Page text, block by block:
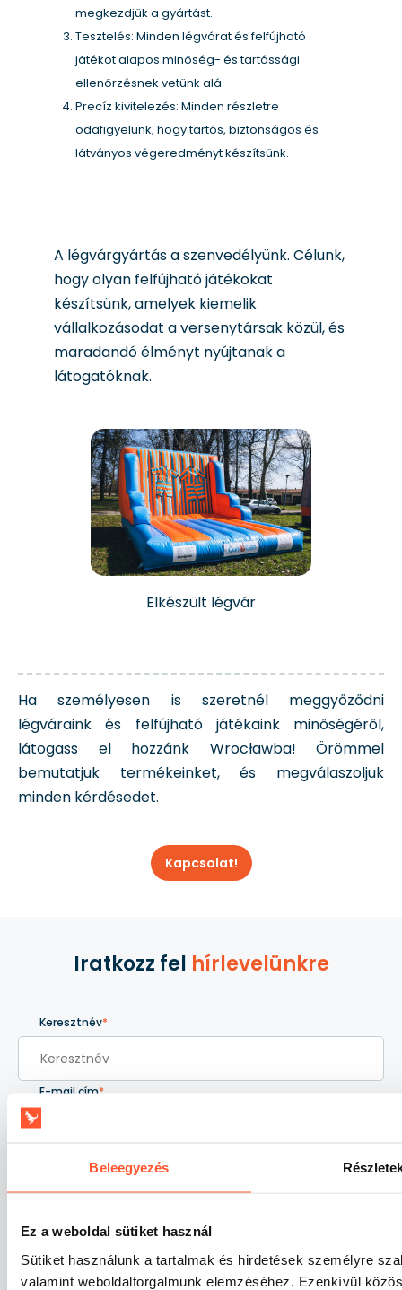
Beleegyezés
Ez a weboldal sütiket használ
Sütiket használunk a tartalmak és hirdetések személyre
valamint weboldalforgalmunk elemzéséhez. Ezenkívül
Elkészült légvár
megkezdjük a gyártást.
Tesztelés: Minden légvárat és felfújható
játékot alapos minőség- és tartóssági
ellenőrzésnek vetünk alá.
Precíz kivitelezés: Minden részletre
odafigyelünk, hogy tartós, biztonságos és
látványos végeredményt készítsünk.
A légvárgyártás a szenvedélyünk. Célunk,
hogy olyan felfújható játékokat
készítsünk, amelyek kiemelik
vállalkozásodat a versenytársak közül, és
maradandó élményt nyújtanak a
látogatóknak.
Ha személyesen is szeretnél meggyőződni
légváraink és felfújható játékaink minőségéről,
látogass el hozzánk Wrocławba! Örömmel
bemutatjuk termékeinket, és megválaszoljuk
minden kérdésedet.
Kapcsolat!
Iratkozz fel hírlevelünkre
Keresztnév*
E-mail cím*
ajánlatainkról!
Hozzájárulok ahhoz, hogy a GunGan Sp. z o.o. e-mailben
Bővebben